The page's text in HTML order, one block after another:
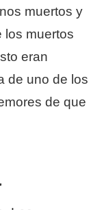
muertos y
los muertos
eran
de uno de los
de que